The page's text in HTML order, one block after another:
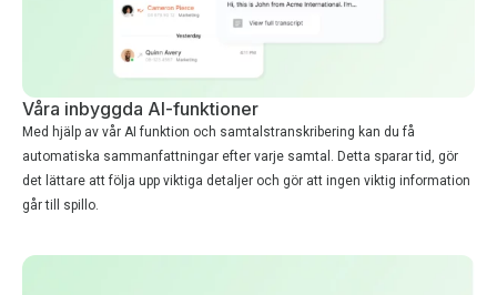
Våra inbyggda AI-funktioner
Med hjälp av vår AI funktion och samtalstranskribering kan du få
automatiska sammanfattningar efter varje samtal. Detta sparar tid, gör
det lättare att följa upp viktiga detaljer och gör att ingen viktig information
går till spillo.